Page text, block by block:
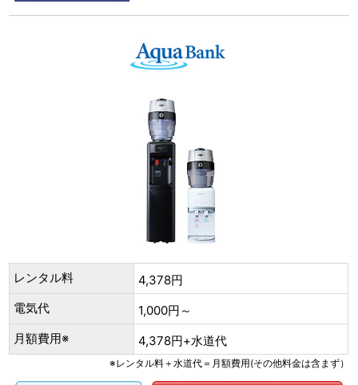
レンタル料
4,378円
電気代
1,000円～
月額費用※
4,378円+水道代
※レンタル料＋水道代＝月額費用(その他料金は含まず）